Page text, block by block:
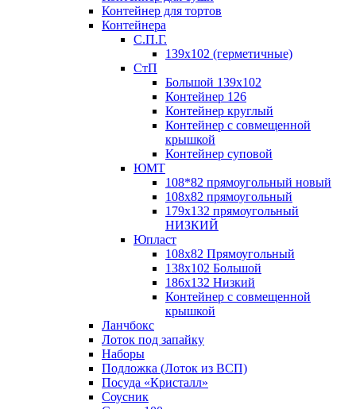
Контейнер для тортов
Контейнера
С.П.Г.
139х102 (герметичные)
СтП
Большой 139х102
Контейнер 126
Контейнер круглый
Контейнер с совмещенной
крышкой
Контейнер суповой
ЮМТ
108*82 прямоугольный новый
108х82 прямоугольный
179х132 прямоугольный
НИЗКИЙ
Юпласт
108х82 Прямоугольный
138х102 Большой
186х132 Низкий
Контейнер с совмещенной
крышкой
Ланчбокс
Лоток под запайку
Наборы
Подложка (Лоток из ВСП)
Посуда «Кристалл»
Соусник